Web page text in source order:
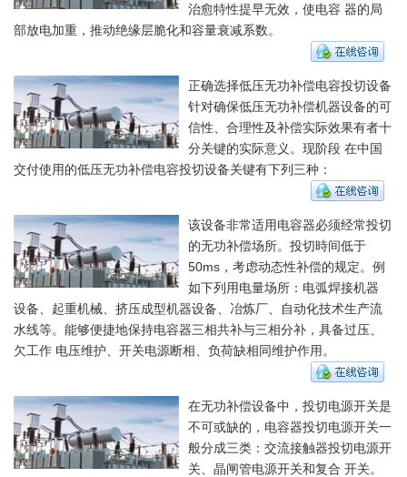
治愈特性提早无效，使电容 器的局
部放电加重，推动绝缘层脆化和容量衰减系数。
正确选择低压无功补偿电容投切设备
针对确保低压无功补偿机器设备的可
信性、合理性及补偿实际效果有者十
分关键的实际意义。现阶段 在中国
交付使用的低压无功补偿电容投切设备关键有下列三种：
该设备非常适用电容器必须经常投切
的无功补偿场所。投切時间低于
50ms，考虑动态性补偿的规定。例
如下列用电量场所：电弧焊接机器
设备、起重机械、挤压成型机器设备、冶炼厂、自动化技术生产流
水线等。能够便捷地保持电容器三相共补与三相分补，具备过压、
欠工作 电压维护、开关电源断相、负荷缺相同维护作用。
在无功补偿设备中，投切电源开关是
不可或缺的，电容器投切电源开关一
般分成三类：交流接触器投切电源开
关、晶闸管电源开关和复合 开关。